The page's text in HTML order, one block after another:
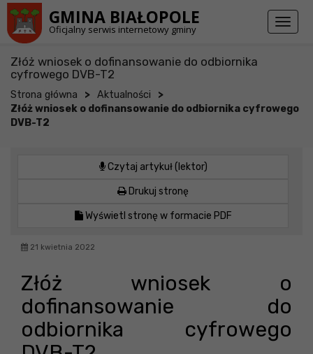
GMINA BIAŁOPOLE
Oficjalny serwis internetowy gminy
Toggle
Złóż wniosek o dofinansowanie do odbiornika
cyfrowego DVB-T2
Strona główna > Aktualności >
Złóż wniosek o dofinansowanie do odbiornika cyfrowego
DVB-T2
Czytaj artykuł (lektor)
Drukuj stronę
Wyświetl stronę w formacie PDF
21 kwietnia 2022
Złóż wniosek o
dofinansowanie do
odbiornika cyfrowego